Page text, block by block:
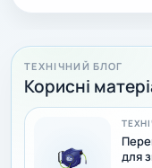
ТЕХНІЧНИЙ БЛОГ
Корисні
для